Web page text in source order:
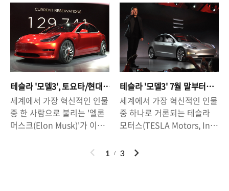
적으로 '레퍼럴 코드(링크)'를
통해 차량을 구매할 경우 66
만원 추가 할인 + 3개월 EAP
기능 무료(500만원짜리 옵
션) 혜택이 제공되기 때문에
레퍼럴 코드를 이용해서 구매
하는 것이 유리합니다. - 66만
원 할인 레퍼럴코드 주소 :
https://www...
GM과 산업은행 간에 맺어진
'장기발전 기본 합의서'가 만
료됨에 따라 이에 포함된 '특
별 결의 거부(Veto)'권의 효
력이 상실되면서 GM이 마음
만 먹으면 한국 공장을 폐쇄
(철수)하거나 규모를 대폭 조
정할 수 있게 된 ..
의 큰 손, 테슬라(Tesla
Motors)가 오는 9월 자율 주
행 기능(Autopilot)을 장착한
'전기 트럭'을 선보일 것으로
알려지면서 큰 관심을 받고
있습니다. 고급 세단인 '모델
S(Model S)'에 이어 보급형
전기차 '모델3'의 국내 판매까
지 진행되면서 전 세계적으로
'전기차 돌풍'의 주역으로 자
리잡고 있는 상황인데, 여기
가 자율주행 기능을 갖춘 '전
사실입니다. 애플은 이에 대
해 공식적으로 언급하지는 않
았지만 여러가지 행보로 미루
어 볼 때, 이미 애플의 전기차
프로젝트는 상당부분 진척되
었을 것이라는 게 전문가들의
견해입니다. 특히, 애플이
GPS기술 보유 기업 '코히어
런트 네이게이션'을 인수한
것이나 오스트리아의 자동차
위탁/생산 업체 '마그나 스타
은 것, 중국 최대의 택시/차량
테슬라 '모델3', 토요타/현대
차보다 유지비 30% 더 든
다?
세계에서 가장 혁신적인 인물
중 한 사람으로 불리는 '엘론
머스크(Elon Musk)'가 이끄
스(Tesla Motors)'가 연일 많
테슬라 '모델3' 7월 말부터
출고. 테슬라붐 가속도 붙을
까?
세계에서 가장 혁신적인 인물
중 하나로 거론되는 테슬라
모터스(TESLA Motors, Inc.)
Musk)가 국내에서도 많은 이
이
1 3
다